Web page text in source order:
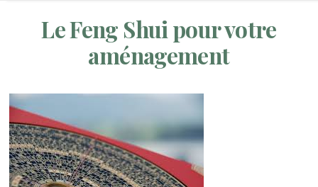
Le Feng Shui pour votre
aménagement